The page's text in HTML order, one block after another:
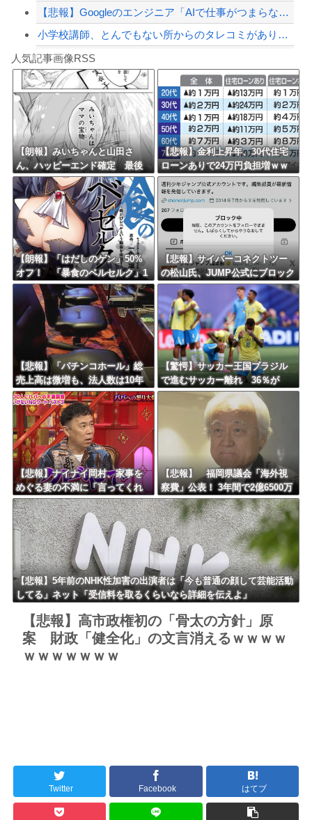
Powered by livedoor 相互RSS
【悲報】Googleのエンジニア「AIで仕事がつまらなくなった」
小学校講師、とんでもない所からのタレコミがあり児童ポルノ禁止法違反で逮捕
【悲報】最近のRPG、『宿屋』の存在意義が薄い
【悲報】隣家の室外機、限界突破ｗｗｗｗｗｗｗ （※画像あり）
8/4のニュース
日本旅行キャンセルすべきか…1万年ぶり史上最大級の火山の兆し＝韓国の反応
更新中止のお知らせ
海外「おめでとうタキ！」リヴァプール南野がバースデーゴール！！
人気記事画像RSS
【朗報】みいちゃんと山田さ
ん、ハッピーエンド確定 最後
はママに埋葬される
【悲報】金利上昇年、30代住宅
ローンありで24万円負担増ｗｗ
ｗｗｗｗｗｗｗｗｗｗ
【朗報】「はだしのゲン」50%
オフ！ 「暴食のベルセルク」1
4巻無料ｗｗｗｗｗｗ
【悲報】サイバーコネクトツー
の松山氏、JUMP公式にブロック
されるｗｗｗｗｗｗｗｗｗｗｗ
【悲報】「パチンコホール」総
売上高は微増も、法人数は10年
間で半減 黒字企業割合は5年ぶ
りに7割超え
【驚愕】サッカー王国ブラジル
で進むサッカー離れ 36％が
「関心なし」
【悲報】ナイナイ岡村、家事を
めぐる妻の不満に「言ってくれ
たら済む話やん」になるみ「バ
イトやったらクビやで」説教受
け黙り込む
【悲報】 福岡県議会「海外視
察費」公表！ 3年間で2億6500万
円ｗｗｗｗｗｗｗｗｗ
【悲報】5年前のNHK性加害の出演者は「今も普通の顔して芸能活動
してる」ネット「受信料を取るくらいなら詳細を伝えよ」
【悲報】高市政権初の「骨太の方針」原
案 財政「健全化」の文言消えるｗｗｗｗ
ｗｗｗｗｗｗｗ
Twitter Facebook はてブ